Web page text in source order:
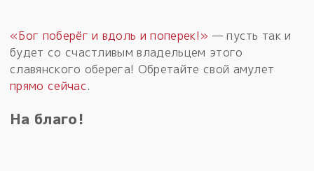
«Бог поберёг и вдоль и поперек!» — пусть так и
будет со счастливым владельцем этого
славянского оберега! Обретайте свой амулет
прямо сейчас.
На благо!